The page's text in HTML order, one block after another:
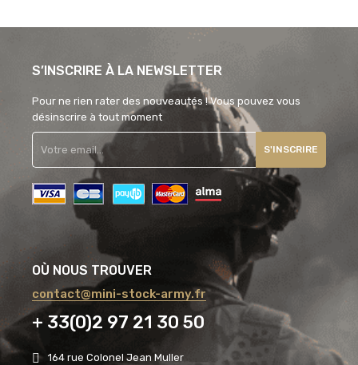
S’INSCRIRE À LA NEWSLETTER
Pour ne rien rater des nouveautés ! Vous pouvez vous
désinscrire à tout moment
S'INSCRIRE
OÙ NOUS TROUVER
contact@mini-stock-army.fr
+ 33(0)2 97 21 30 50
164 rue Colonel Jean Muller